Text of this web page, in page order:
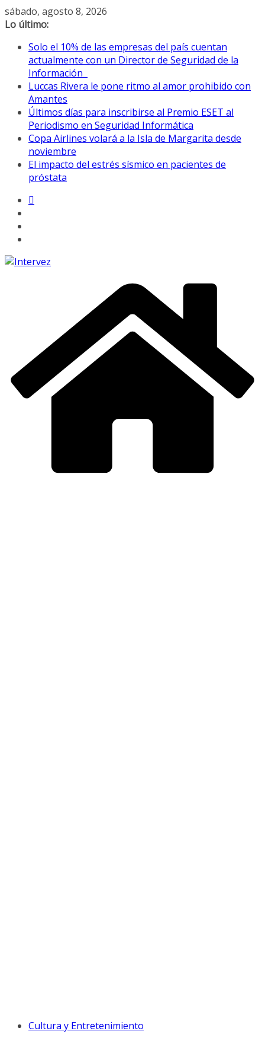
Saltar
al
sábado, agosto 8, 2026
Lo último:
Solo el 10% de las empresas del país cuentan
actualmente con un Director de Seguridad de la
Información
Luccas Rivera le pone ritmo al amor prohibido con
Amantes
Últimos días para inscribirse al Premio ESET al
Periodismo en Seguridad Informática
Copa Airlines volará a la Isla de Margarita desde
noviembre
El impacto del estrés sísmico en pacientes de
próstata
Cultura y Entretenimiento